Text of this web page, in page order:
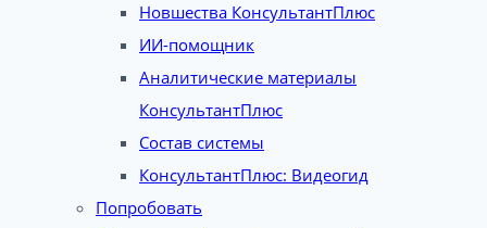
Новшества КонсультантПлюс
ИИ-помощник
Аналитические материалы
КонсультантПлюс
Состав системы
КонсультантПлюс: Видеогид
Попробовать